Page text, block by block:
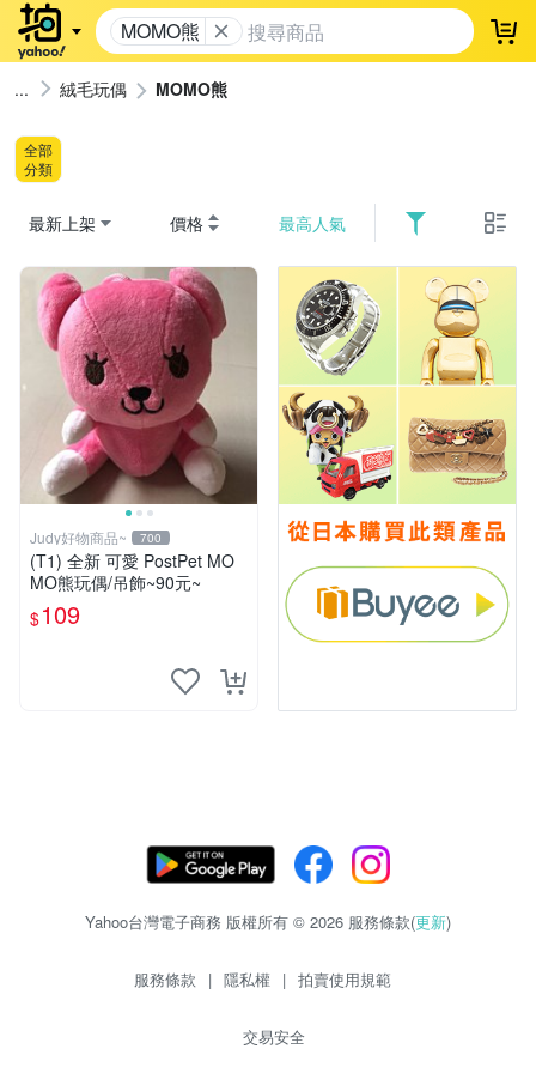
MOMO熊 登
絨毛玩偶 MOMO熊
全部
分類
最新上架 價格 最高人氣
Judy好物商品~ 700
(T1) 全新 可愛 PostPet MO
MO熊玩偶/吊飾~90元~
$109
Yahoo台灣電子商務 版權所有 © 2026 服務條款(更新)
服務條款 | 隱私權 | 拍賣使用規範
交易安全